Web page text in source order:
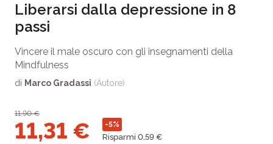
Liberarsi dalla depressione in 8
passi
Vincere il male oscuro con gli insegnamenti della
Mindfulness
di Marco Gradassi (Autore)
11,90€
11,31 € -5%
Risparmi 0,59 €